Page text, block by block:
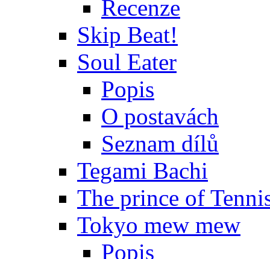
Recenze
Skip Beat!
Soul Eater
Popis
O postavách
Seznam dílů
Tegami Bachi
The prince of
Tokyo mew mew
Popis